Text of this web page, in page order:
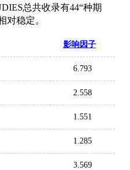
总共收录有44“种期
对稳定。
影响因子
6.793
2.558
1.551
1.285
3.569